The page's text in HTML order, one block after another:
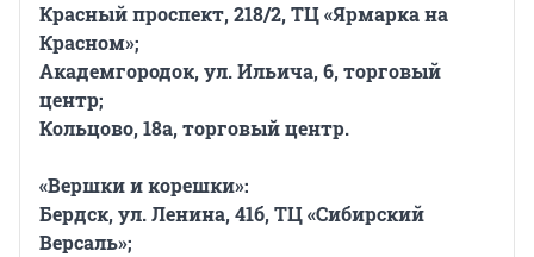
Красный проспект, 218/2, ТЦ «Ярмарка на
Красном»;
Академгородок, ул. Ильича, 6, торговый
центр;
Кольцово, 18а, торговый центр.
«Вершки и корешки»:
Бердск, ул. Ленина, 41б, ТЦ «Сибирский
Версаль»;